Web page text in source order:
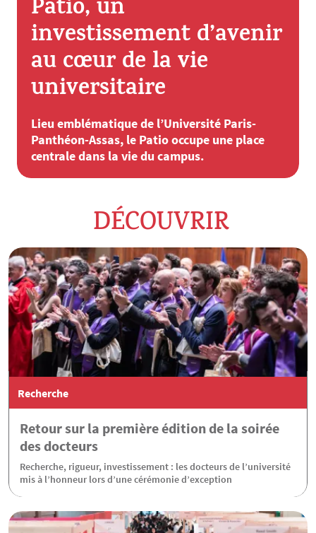
Patio, un
investissement d’avenir
au cœur de la vie
universitaire
Lieu emblématique de l’Université Paris-
Panthéon-Assas, le Patio occupe une place
centrale dans la vie du campus.
DÉCOUVRIR
Recherche
Retour sur la première édition de la soirée
des docteurs
Recherche, rigueur, investissement : les docteurs de l’université
mis à l’honneur lors d’une cérémonie d’exception